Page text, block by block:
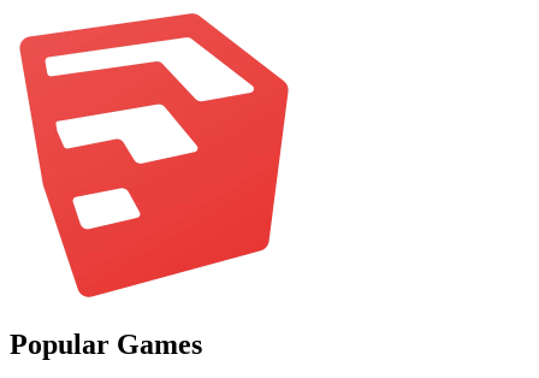
Popular Games